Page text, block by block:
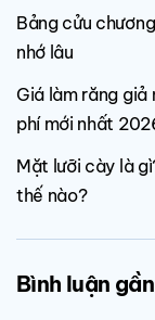
Bảng cửu
nhớ lâu
Giá làm răng giả
phí mới nhất
Mặt lưỡi cày là
thế nào?
Bình luận